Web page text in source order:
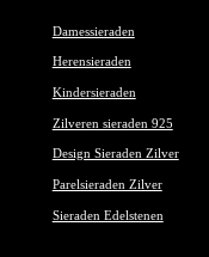
Damessieraden
Herensieraden
Kindersieraden
Zilveren sieraden 925
Design Sieraden Zilver
Parelsieraden Zilver
Sieraden Edelstenen